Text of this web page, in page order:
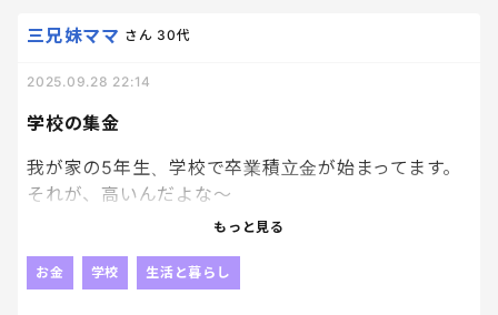
学校の集金
三兄妹ママ さん 30代
2025.09.28 22:14
我が家の5年生、学校で卒業積立金が始まってます。
それが、高いんだよな〜
か？？？🫠
もっと見る
お金 学校 生活と暮らし